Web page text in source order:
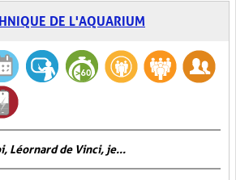
DE L'AQUARIUM
Léornard de Vinci, je...